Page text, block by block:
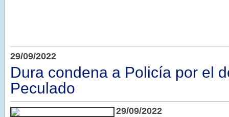
29/09/2022
Dura condena a Policía por el
Peculado
29/09/2022